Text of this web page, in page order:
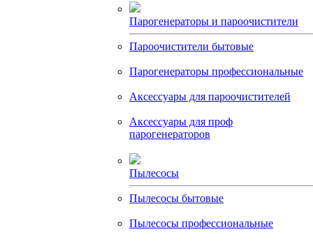
Парогенераторы и пароочистители
Пароочистители бытовые
Парогенераторы профессиональные
Аксессуары для пароочистителей
Аксессуары для проф
парогенераторов
Пылесосы
Пылесосы бытовые
Пылесосы профессиональные